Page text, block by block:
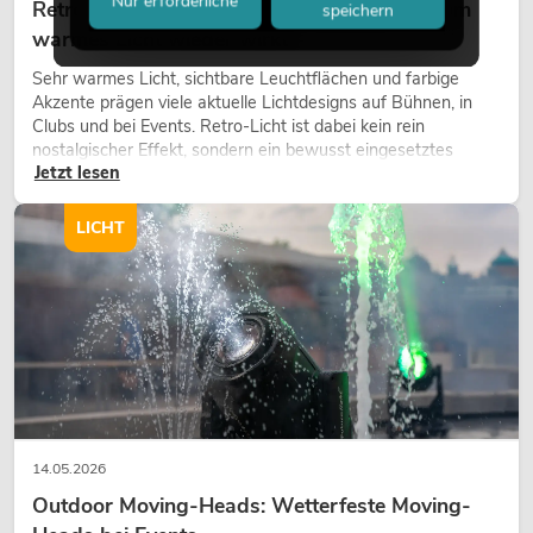
Retro-Licht im modernen Lichtdesign: Warum
warmes Licht wieder wirkt
Sehr warmes Licht, sichtbare Leuchtflächen und farbige
Akzente prägen viele aktuelle Lichtdesigns auf Bühnen, in
Clubs und bei Events. Retro-Licht ist dabei kein rein
nostalgischer Effekt, sondern ein bewusst eingesetztes
Gestaltungsmittel: Es schafft Atmosphäre, gibt Szenen
wirken lassen.
Jetzt lesen
14.05.2026
Outdoor Moving-Heads: Wetterfeste Moving-
LICHT
speichern